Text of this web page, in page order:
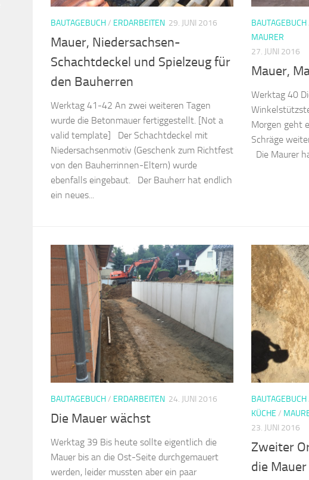
BAUTAGEBUCH/ ERDARBEITEN 29. JUNI 2016
Mauer, Niedersachsen-
Schachtdeckel und Spielzeug für
den Bauherren
Werktag 41-42 An zwei weiteren Tagen
wurde die Betonmauer fertiggestellt. [Not a
valid template] Der Schachtdeckel mit
Niedersachsenmotiv (Geschenk zum Richtfest
von den Bauherrinnen-Eltern) wurde
ebenfalls eingebaut. Der Bauherr hat endlich
ein neues...
BAUTAGEBUCH
MAURER
27. JUNI 2016
Mauer,
Werktag 40
Morgen geht
Schräge
Die Maurer
BAUTAGEBUCH/ ERDARBEITEN 24. JUNI 2016
Die Mauer wächst
Werktag 39 Bis heute sollte eigentlich die
Mauer bis an die Ost-Seite durchgemauert
werden, leider mussten aber ein paar
BAUTAGEBUCH
KÜCHE /
23. JUNI 2016
Zweiter
die